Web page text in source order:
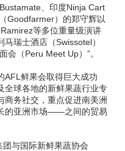
、印度Ninja Cart
Goodfarmer）的郑守辉以
等多位重量级演讲
瑞士酒店（Swissotel）
会（Peru Meet Up）”。
AFL鲜果会取得巨大成功
全球各地的新鲜果蔬行业专
商务社交，重点促进南美洲
的亚洲市场——之间的贸易
与国际新鲜果蔬协会